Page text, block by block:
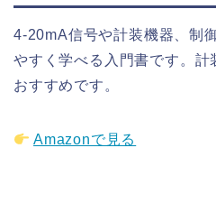
4-20mA信号や計装機器、制
やすく学べる入門書です。計
おすすめです。
Amazonで見る